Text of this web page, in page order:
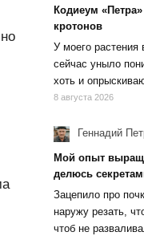
Кодиеум
кротонов
У моего
сейчас уныло
хоть и
8 августа 2026
Геннадий
Мой опыт
делюсь
Зацепило про
наружу резать,
чтоб не